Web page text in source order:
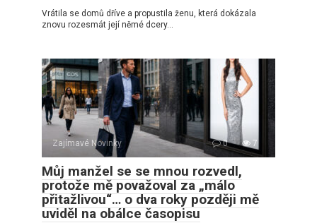
Vrátila se domů dříve a propustila ženu, která dokázala
znovu rozesmát její němé dcery…
Zajímavé Novinky 0 7
Můj manžel se se mnou rozvedl,
protože mě považoval za „málo
přitažlivou“… o dva roky později mě
uviděl na obálce časopisu